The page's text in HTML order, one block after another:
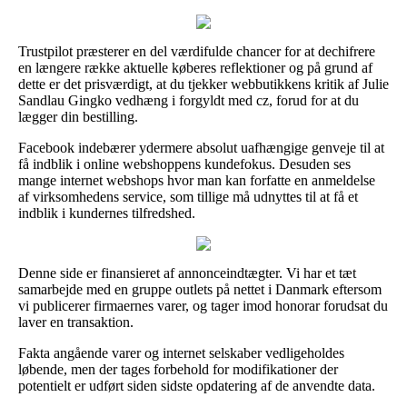
Trustpilot præsterer en del værdifulde chancer for at dechifrere
en længere række aktuelle køberes reflektioner og på grund af
dette er det prisværdigt, at du tjekker webbutikkens kritik af Julie
Sandlau Gingko vedhæng i forgyldt med cz, forud for at du
lægger din bestilling.
Facebook indebærer ydermere absolut uafhængige genveje til at
få indblik i online webshoppens kundefokus. Desuden ses
mange internet webshops hvor man kan forfatte en anmeldelse
af virksomhedens service, som tillige må udnyttes til at få et
indblik i kundernes tilfredshed.
Denne side er finansieret af annonceindtægter. Vi har et tæt
samarbejde med en gruppe outlets på nettet i Danmark eftersom
vi publicerer firmaernes varer, og tager imod honorar forudsat du
laver en transaktion.
Fakta angående varer og internet selskaber vedligeholdes
løbende, men der tages forbehold for modifikationer der
potentielt er udført siden sidste opdatering af de anvendte data.